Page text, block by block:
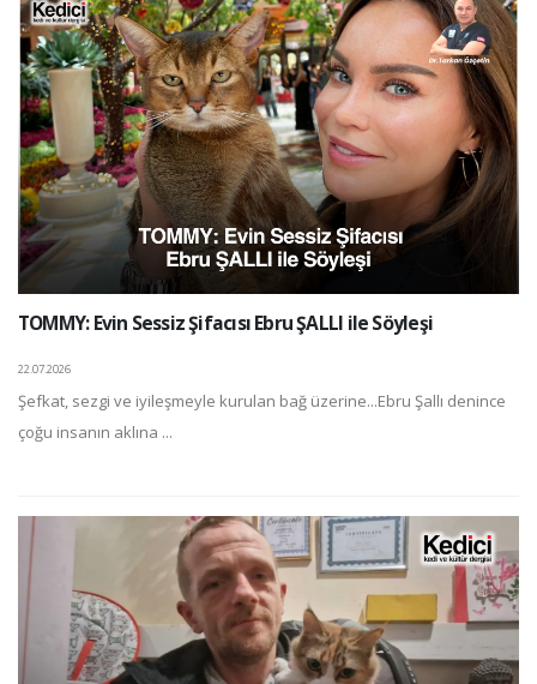
TOMMY: Evin Sessiz Şifacısı Ebru ŞALLI ile Söyleşi
22.07.2026
Şefkat, sezgi ve iyileşmeyle kurulan bağ üzerine...Ebru Şallı denince
çoğu insanın aklına ...